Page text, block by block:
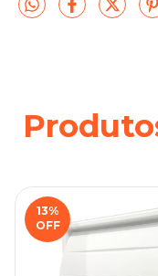
13%
OFF